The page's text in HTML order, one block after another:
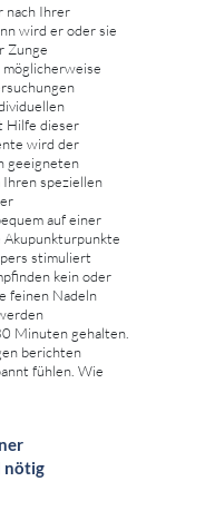
nach Ihrer
wird er oder sie
Zunge
Hilfe dieser
wird der
geeigneten
Ihren speziellen
auf einer
Akupunkturpunkte
stimuliert
kein oder
feinen Nadeln
Minuten gehalten.
berichten
fühlen. Wie
nötig